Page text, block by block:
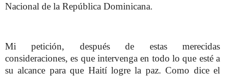
Nacional de la República Dominicana.
Mi petición, después de estas merecidas
consideraciones, es que intervenga en todo lo que esté a
su alcance para que Haití logre la paz. Como dice el